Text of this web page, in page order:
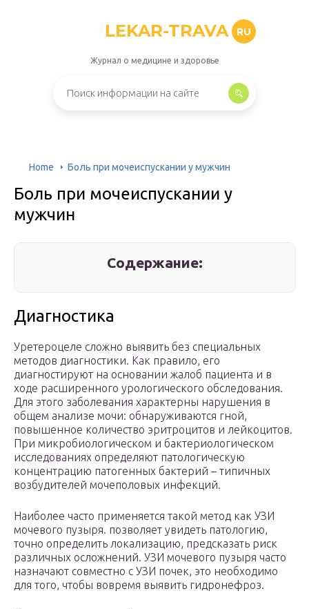
LEKAR-TRAVA RU
Журнал о медицине и здоровье
Home Боль при мочеиспускании у мужчин
Боль при мочеиспускании у
мужчин
Содержание:
Диагностика
Уретероцеле сложно выявить без специальных
методов диагностики. Как правило, его
диагностируют на основании жалоб пациента и в
ходе расширенного урологического обследования.
Для этого заболевания характерны нарушения в
общем анализе мочи: обнаруживаются гной,
повышенное количество эритроцитов и лейкоцитов.
При микробиологическом и бактериологическом
исследованиях определяют патологическую
концентрацию патогенных бактерий – типичных
возбудителей мочеполовых инфекций.
Наиболее часто применяется такой метод как УЗИ
мочевого пузыря. позволяет увидеть патологию,
точно определить локализацию, предсказать риск
различных осложнений. УЗИ мочевого пузыря часто
назначают совместно с УЗИ почек, это необходимо
для того, чтобы вовремя выявить гидронефроз.